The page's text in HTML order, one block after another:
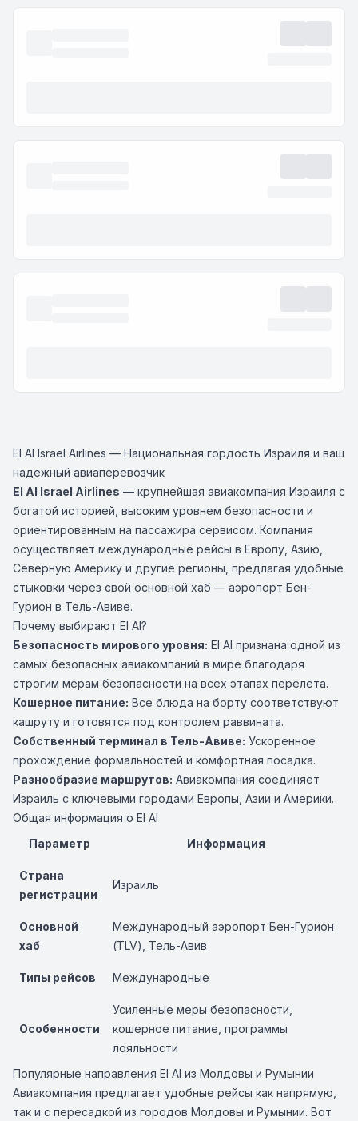
El Al Israel Airlines — Национальная гордость Израиля и ваш
надежный авиаперевозчик
El Al Israel Airlines — крупнейшая авиакомпания Израиля с
богатой историей, высоким уровнем безопасности и
ориентированным на пассажира сервисом. Компания
осуществляет международные рейсы в Европу, Азию,
Северную Америку и другие регионы, предлагая удобные
стыковки через свой основной хаб — аэропорт Бен-
Гурион в Тель-Авиве.
Почему выбирают El Al?
Безопасность мирового уровня: El Al признана одной из
самых безопасных авиакомпаний в мире благодаря
строгим мерам безопасности на всех этапах перелета.
Кошерное питание: Все блюда на борту соответствуют
кашруту и готовятся под контролем раввината.
Собственный терминал в Тель-Авиве: Ускоренное
прохождение формальностей и комфортная посадка.
Разнообразие маршрутов: Авиакомпания соединяет
Израиль с ключевыми городами Европы, Азии и Америки.
Общая информация о El Al
Параметр
Информация
Страна
регистрации
Израиль
Основной
хаб
Международный аэропорт Бен-Гурион
(TLV), Тель-Авив
Типы рейсов Международные
Особенности
Усиленные меры безопасности,
кошерное питание, программы
лояльности
Популярные направления El Al из Молдовы и Румынии
Авиакомпания предлагает удобные рейсы как напрямую,
так и с пересадкой из городов Молдовы и Румынии. Вот